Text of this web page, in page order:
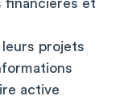
financières et
projets
active